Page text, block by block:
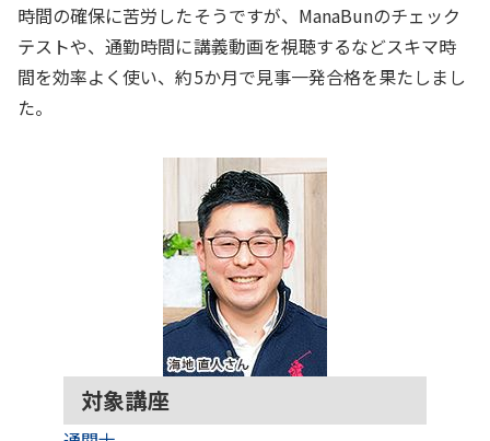
時間の確保に苦労したそうですが、ManaBunのチェック
テストや、通勤時間に講義動画を視聴するなどスキマ時
間を効率よく使い、約5か月で見事一発合格を果たしまし
た。
対象講座